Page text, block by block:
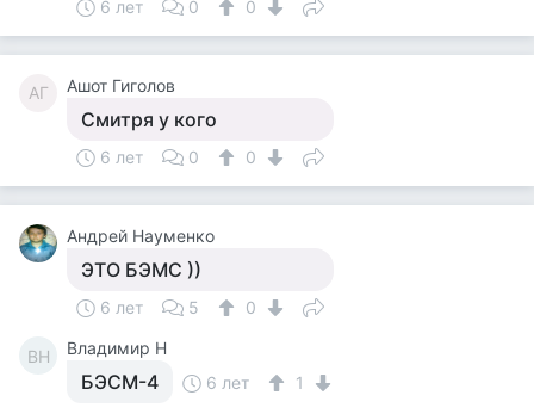
6 лет 0 0
АГ Ашот Гиголов
Смитря у кого
6 лет 0 0
Андрей Науменко
ЭТО БЭМС ))
6 лет 5 0
ВН Владимир Н
БЭСМ-4 6 лет 1